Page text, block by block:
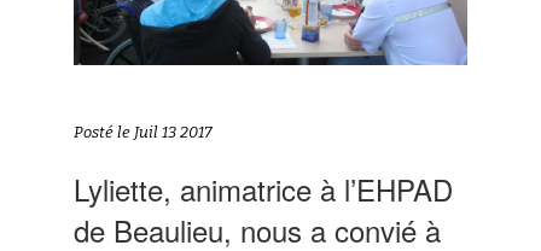
Posté le Juil 13 2017
Lyliette, animatrice à l’EHPAD
de Beaulieu, nous a convié à